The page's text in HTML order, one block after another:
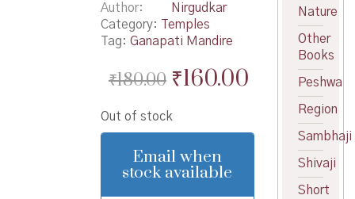
Author
Nirgudkar
Category: Temples
Tag: Ganapati Mandire
₹180.00 Original
was:
₹180.00.
₹160.00Current
is:
₹160.00.
Out of stock
Email when
stock available
Nature
Other
Books
Peshwa
Region
Sambhaji
Shivaji
Short